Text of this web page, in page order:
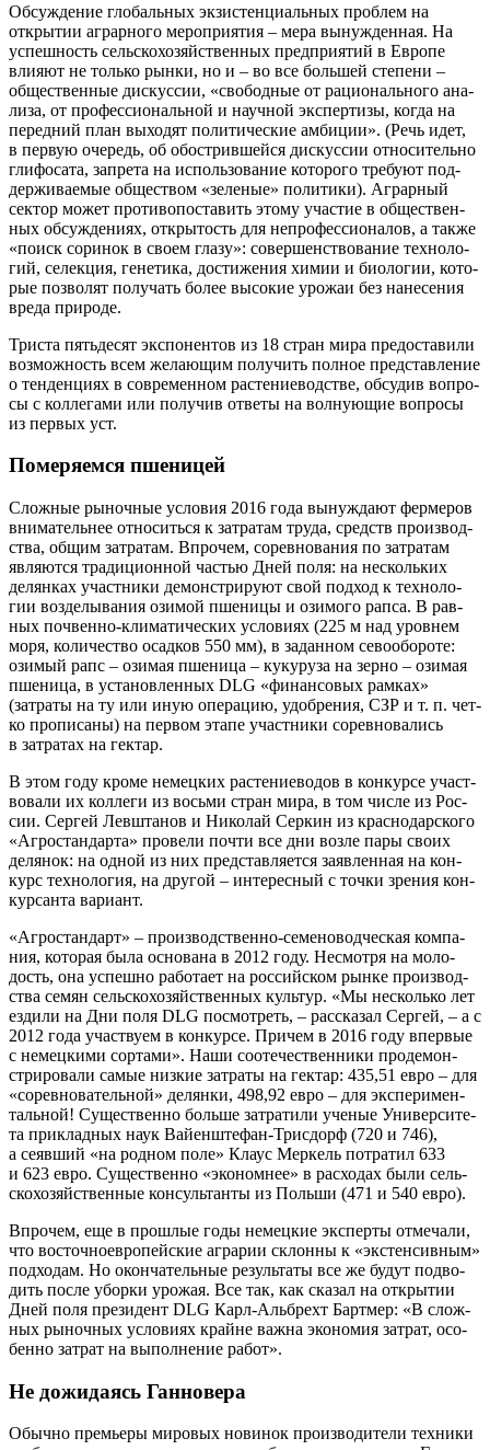
Обсуж­де­ние гло­баль­ных экзи­стен­ци­аль­ных про­блем на
откры­тии аграр­но­го меро­при­я­тия – мера вынуж­ден­ная. На
успеш­ность сель­ско­хо­зяй­ствен­ных пред­при­я­тий в Евро­пе
вли­я­ют не толь­ко рын­ки, но и – во все боль­шей сте­пе­ни –
обще­ствен­ные дис­кус­сии, «сво­бод­ные от раци­о­наль­но­го ана­
ли­за, от про­фес­си­о­наль­ной и науч­ной экс­пер­ти­зы, когда на
перед­ний план выхо­дят поли­ти­че­ские амби­ции». (Речь идет,
в первую оче­редь, об обост­рив­шей­ся дис­кус­сии отно­си­тель­но
гли­фо­са­та, запре­та на исполь­зо­ва­ние кото­ро­го тре­бу­ют под­
дер­жи­ва­е­мые обще­ством «зеле­ные» поли­ти­ки). Аграр­ный
сек­тор может про­ти­во­по­ста­вить это­му уча­стие в обще­ствен­
ных обсуж­де­ни­ях, откры­тость для непро­фес­си­о­на­лов, а так­же
«поиск сори­нок в сво­ем гла­зу»: совер­шен­ство­ва­ние тех­но­ло­
гий, селек­ция, гене­ти­ка, дости­же­ния химии и био­ло­гии, кото­
рые поз­во­лят полу­чать более высо­кие уро­жаи без нане­се­ния
вре­да природе.
Три­ста пять­де­сят экс­по­нен­тов из 18 стран мира предо­ста­ви­ли
воз­мож­ность всем жела­ю­щим полу­чить пол­ное пред­став­ле­ние
о тен­ден­ци­ях в совре­мен­ном рас­те­ние­вод­стве, обсу­див вопро­
сы с кол­ле­га­ми или полу­чив отве­ты на вол­ну­ю­щие вопро­сы
из пер­вых уст.
Померяемся пшеницей
Слож­ные рыноч­ные усло­вия 2016 года вынуж­да­ют фер­ме­ров
вни­ма­тель­нее отно­сить­ся к затра­там тру­да, средств про­из­вод­
ства, общим затра­там. Впро­чем, сорев­но­ва­ния по затра­там
явля­ют­ся тра­ди­ци­он­ной частью Дней поля: на несколь­ких
делян­ках участ­ни­ки демон­стри­ру­ют свой под­ход к тех­но­ло­
гии воз­де­лы­ва­ния ози­мой пше­ни­цы и ози­мо­го рап­са. В рав­
ных поч­вен­но-кли­ма­ти­че­ских усло­ви­ях (225 м над уров­нем
моря, коли­че­ство осад­ков 550 мм), в задан­ном сево­обо­ро­те:
ози­мый рапс – ози­мая пше­ни­ца – куку­ру­за на зер­но – ози­мая
пше­ни­ца, в уста­нов­лен­ных DLG «финан­со­вых рам­ках»
(затра­ты на ту или иную опе­ра­цию, удоб­ре­ния, СЗР и т. п. чет­
ко про­пи­са­ны) на пер­вом эта­пе участ­ни­ки сорев­но­ва­лись
в затра­тах на гектар.
В этом году кро­ме немец­ких рас­те­ние­во­дов в кон­кур­се участ­
во­ва­ли их кол­ле­ги из вось­ми стран мира, в том чис­ле из Рос­
сии. Сер­гей Лев­шта­нов и Нико­лай Сер­кин из крас­но­дар­ско­го
«Агро­стан­дар­та» про­ве­ли почти все дни воз­ле пары сво­их
деля­нок: на одной из них пред­став­ля­ет­ся заяв­лен­ная на кон­
курс тех­но­ло­гия, на дру­гой – инте­рес­ный с точ­ки зре­ния кон­
кур­сан­та вариант.
«Агро­стан­дарт» – про­из­вод­ствен­но-семе­но­вод­че­ская ком­па­
ния, кото­рая была осно­ва­на в 2012 году. Несмот­ря на моло­
дость, она успеш­но рабо­та­ет на рос­сий­ском рын­ке про­из­вод­
ства семян сель­ско­хо­зяй­ствен­ных куль­тур. «Мы несколь­ко лет
езди­ли на Дни поля DLG посмот­реть, – рас­ска­зал Сер­гей, – а с
2012 года участ­ву­ем в кон­кур­се. При­чем в 2016 году впер­вые
с немец­ки­ми сор­та­ми». Наши сооте­че­ствен­ни­ки про­де­мон­
стри­ро­ва­ли самые низ­кие затра­ты на гек­тар: 435,51 евро – для
«сорев­но­ва­тель­ной» делян­ки, 498,92 евро – для экс­пе­ри­мен­
таль­ной! Суще­ствен­но боль­ше затра­ти­ли уче­ные Уни­вер­си­те­
та при­клад­ных наук Вай­ен­ште­фан-Трисдорф (720 и 746),
а сеяв­ший «на род­ном поле» Клаус Мер­кель потра­тил 633
и 623 евро. Суще­ствен­но «эко­ном­нее» в рас­хо­дах были сель­
ско­хо­зяй­ствен­ные кон­суль­тан­ты из Поль­ши (471 и 540 евро).
Впро­чем, еще в про­шлые годы немец­кие экс­пер­ты отме­ча­ли,
что восточ­но­ев­ро­пей­ские агра­рии склон­ны к «экс­тен­сив­ным»
под­хо­дам. Но окон­ча­тель­ные резуль­та­ты все же будут под­во­
дить после убор­ки уро­жая. Все так, как ска­зал на откры­тии
Дней поля пре­зи­дент DLG Карл-Аль­брехт Барт­мер: «В слож­
ных рыноч­ных усло­ви­ях крайне важ­на эко­но­мия затрат, осо­
бен­но затрат на выпол­не­ние работ».
Не дожидаясь Ганновера
Обыч­но пре­мье­ры миро­вых нови­нок про­из­во­ди­те­ли тех­ни­ки